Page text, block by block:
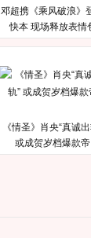
邓超携《乘风破浪》
快本 现场释放表情
《情圣》肖央“真诚
或成贺岁档爆款帝